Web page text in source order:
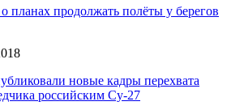
продолжать полёты у берегов
новые кадры перехвата
российским Су-27